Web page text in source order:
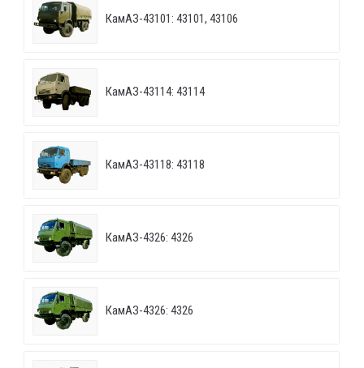
КамАЗ-43101: 43101, 43106
КамАЗ-43114: 43114
КамАЗ-43118: 43118
КамАЗ-4326: 4326
КамАЗ-4326: 4326